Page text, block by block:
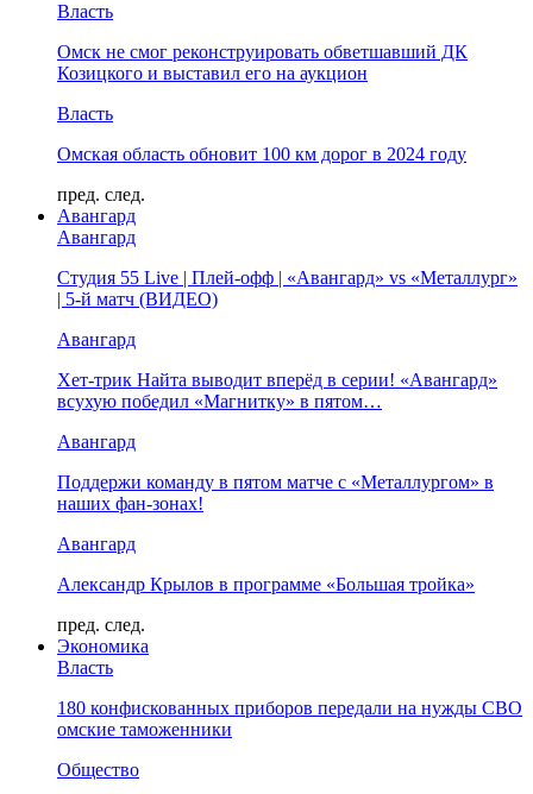
Власть
Омск не смог реконструировать обветшавший ДК
Козицкого и выставил его на аукцион
Власть
Омская область обновит 100 км дорог в 2024 году
пред. след.
Авангард
Авангард
Студия 55 Live | Плей-офф | «Авангард» vs «Металлург»
| 5-й матч (ВИДЕО)
Авангард
Хет-трик Найта выводит вперёд в серии! «Авангард»
всухую победил «Магнитку» в пятом…
Авангард
Поддержи команду в пятом матче с «Металлургом» в
наших фан-зонах!
Авангард
Александр Крылов в программе «Большая тройка»
пред. след.
Экономика
Власть
180 конфискованных приборов передали на нужды СВО
омские таможенники
Общество